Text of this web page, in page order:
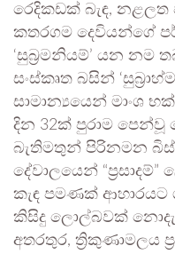
රෙදිකඩක් බැඳ,
කතරගම දෙවියන්ගේ
‘සුබ්‍රමනියම්’ යන නම
සංස්කෘත බසින්
සාමාන්‍යයෙන් මාංශ
දින 32ක් පුරාම
බැතිමතුන් පිරිනමන
දේවාලයෙන්
කැඳ පමණක් ආහාරයට
කිසිදු ලොල්බවක්
අතරතුර, ත්‍රිකුණාමලය